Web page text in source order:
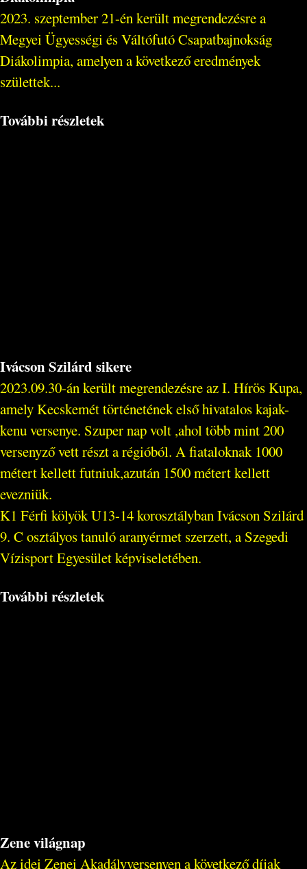
2023. szeptember 21-én került megrendezésre a
Megyei Ügyességi és Váltófutó Csapatbajnokság
Diákolimpia, amelyen a következő eredmények
születtek...
További részletek
Ivácson Szilárd sikere
2023.09.30-án került megrendezésre az I. Hírös Kupa,
amely Kecskemét történetének első hivatalos kajak-
kenu versenye. Szuper nap volt ,ahol több mint 200
versenyző vett részt a régióból. A fiataloknak 1000
métert kellett futniuk,azután 1500 métert kellett
evezniük.
K1 Férfi kölyök U13-14 korosztályban Ivácson Szilárd
9. C osztályos tanuló aranyérmet szerzett, a Szegedi
Vízisport Egyesület képviseletében.
További részletek
Zene világnap
Az idei Zenei Akadályversenyen a következő díjak